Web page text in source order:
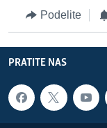
Podelite
PRATITE NAS